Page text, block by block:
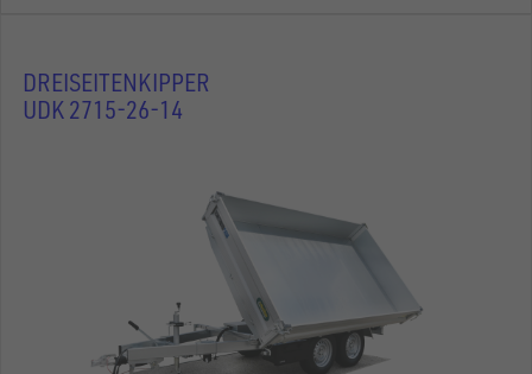
DREISEITENKIPPER
UDK 2715-26-14